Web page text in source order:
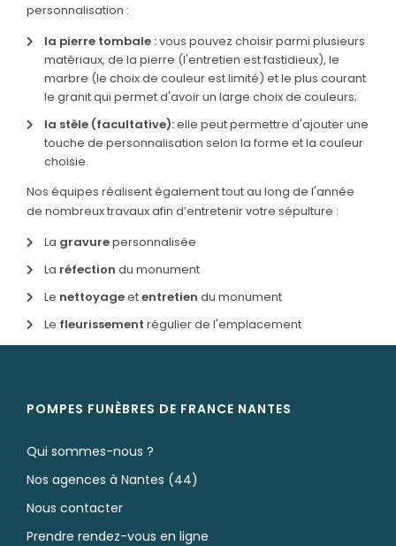
Livraison de plaques
Nos capitons funéraires
Nos cercueils
Nos fleurs naturelles
Nos monuments
Rapatriement
Services aux familles
Vente de monuments
personnalisation :
la pierre tombale :vous pouvez choisir parmi plusieurs
matériaux, de la pierre (l'entretien est fastidieux), le
marbre (le choix de couleur est limité) et le plus courant
le granit qui permet d'avoir un large choix de couleurs;
la stèle (facultative):elle peut permettre d'ajouter une
touche de personnalisation selon la forme et la couleur
choisie.
Nos équipes réalisent également tout au long de l'année
de nombreux travaux afin d’entretenir votre sépulture :
La gravurepersonnalisée
La réfection du monument
Le nettoyageetentretien du monument
Le fleurissement régulier de l'emplacement
POMPES FUNÈBRES DE FRANCE NANTES
Qui sommes-nous ?
Nos agences à Nantes (44)
Nous contacter
Prendre rendez-vous en ligne